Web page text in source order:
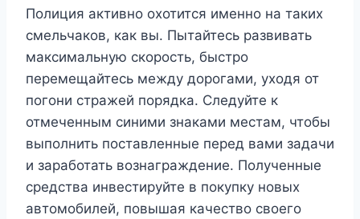
Полиция активно охотится именно на таких
смельчаков, как вы. Пытайтесь развивать
максимальную скорость, быстро
перемещайтесь между дорогами, уходя от
погони стражей порядка. Следуйте к
отмеченным синими знаками местам, чтобы
выполнить поставленные перед вами задачи
и заработать вознаграждение. Полученные
средства инвестируйте в покупку новых
автомобилей, повышая качество своего